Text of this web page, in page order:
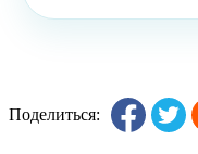
Поделиться: